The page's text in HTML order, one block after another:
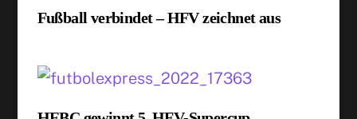
Fußball verbindet – HFV zeichnet aus